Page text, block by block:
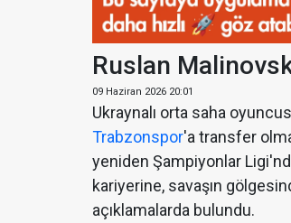
Ruslan
09 Haziran 2026 20:01
Ukraynalı orta saha
Trabzonspor'a transfer
yeniden Şampiyonlar
kariyerine, savaşın
açıklamalarda bulundu.